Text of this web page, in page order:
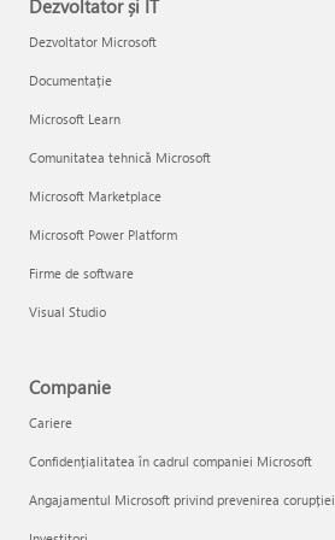
Dezvoltator și IT
Dezvoltator Microsoft
Documentație
Microsoft Learn
Comunitatea tehnică Microsoft
Microsoft Marketplace
Microsoft Power Platform
Firme de software
Visual Studio
Companie
Cariere
Confidențialitatea în cadrul companiei Microsoft
Angajamentul Microsoft privind prevenirea